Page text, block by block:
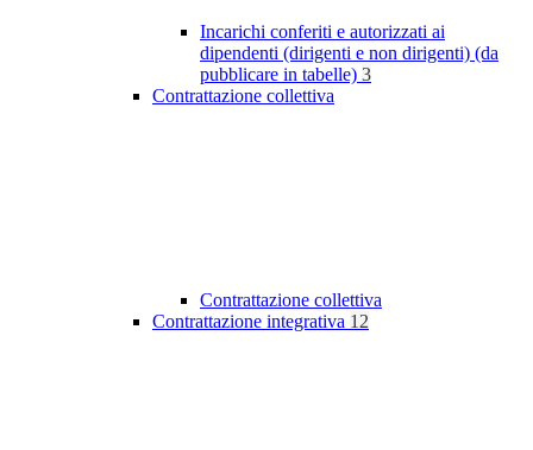
Incarichi conferiti e autorizzati ai
dipendenti (dirigenti e non dirigenti) (da
pubblicare in tabelle) 3
Contrattazione collettiva
Contrattazione collettiva
Contrattazione integrativa 12